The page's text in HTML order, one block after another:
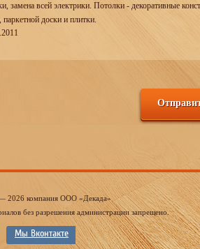
замена всей электрики. Потолки - декоративные
паркетной доски и плитки.
2026 компания ООО «Декада»
без разрешения администрации запрещено.
Мы Вконтакте